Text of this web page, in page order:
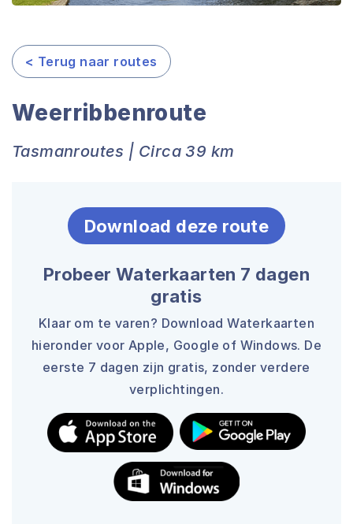
< Terug naar routes
Weerribbenroute
Tasmanroutes | Circa 39 km
Download deze route
Probeer Waterkaarten 7 dagen
gratis
Klaar om te varen? Download Waterkaarten
hieronder voor Apple, Google of Windows. De
eerste 7 dagen zijn gratis, zonder verdere
verplichtingen.